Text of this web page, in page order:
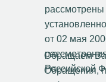
Обращаем
Обращения,
рассмотрены
от 02 мая
Российской